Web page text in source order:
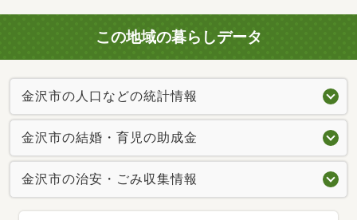
この地域の暮らしデータ
金沢市の人口などの統計情報
金沢市の結婚・育児の助成金
金沢市の治安・ごみ収集情報